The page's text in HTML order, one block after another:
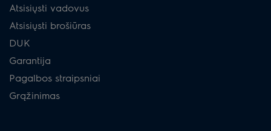
Atsisiųsti vadovus
Atsisiųsti brošiūras
DUK
Garantija
Pagalbos straipsniai
Grąžinimas